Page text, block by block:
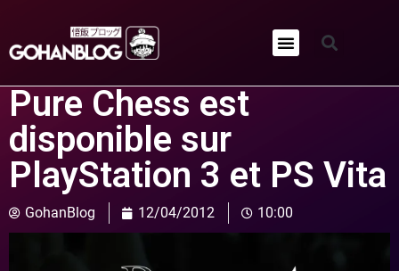
Pure Chess est
disponible sur
PlayStation 3 et PS Vita
GohanBlog 12/04/2012 10:00